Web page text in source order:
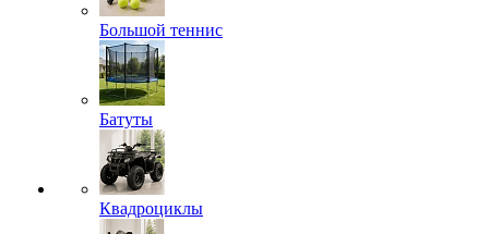
Большой теннис
Батуты
Квадроциклы